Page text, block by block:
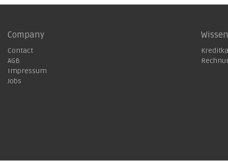
Company
Contact
AGB
Impressum
Jobs
Wissen